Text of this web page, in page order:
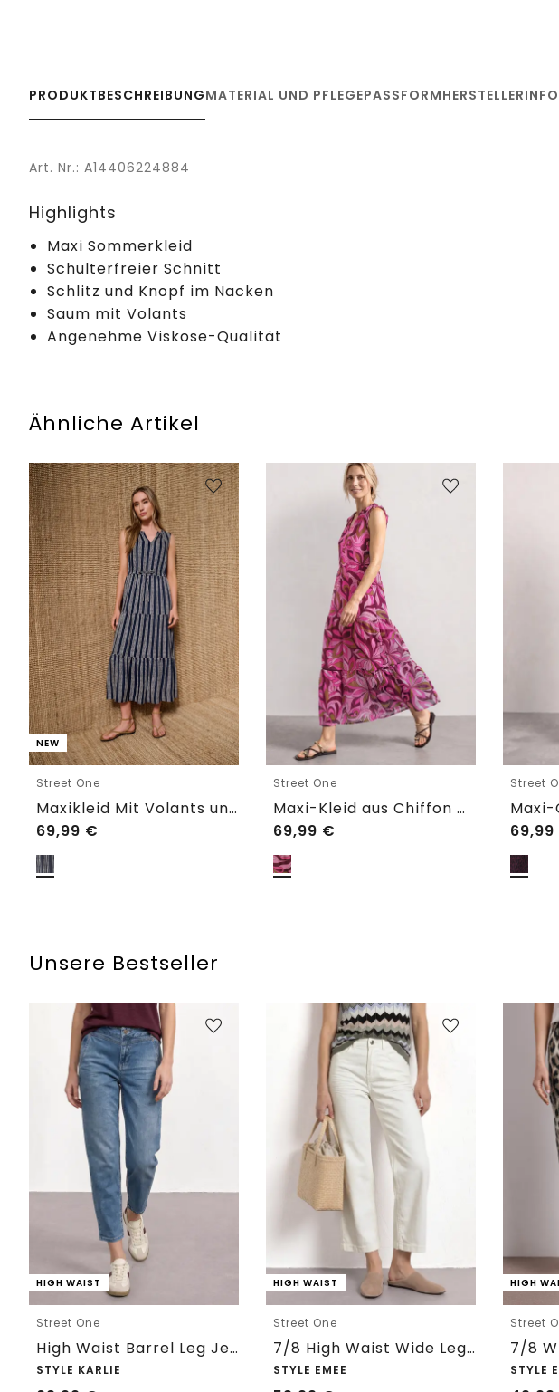
PRODUKTBESCHREIBUNGMATERIAL UND PFLEGEPASSFORM
Art. Nr.: A14406224884
Highlights
Maxi Sommerkleid
Schulterfreier Schnitt
Schlitz und Knopf im Nacken
Saum mit Volants
Angenehme Viskose-Qualität
Ähnliche Artikel
NEW
Street One
Maxikleid Mit Volants und Print
69,99 €
Street One
Maxi-Kleid aus Chiffon mit Print
69,99 €
Street
69,99
Unsere Bestseller
HIGH WAIST
Street One
High Waist Barrel Leg Jeans im Loose Fit
STYLE KARLIE
HIGH WAIST
Street One
7/8 High Waist Wide Leg Jeans im Loose Fit
STYLE EMEE
HIGH
Street
STYLE